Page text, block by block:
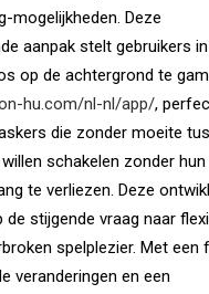
mogelijkheden. Deze
aanpak stelt gebruikers
op de achtergrond te
hu.com/nl-nl/app/,
die zonder moeite
schakelen zonder hun
te verliezen. Deze
de stijgende vraag naar
spelplezier. Met een
veranderingen en een